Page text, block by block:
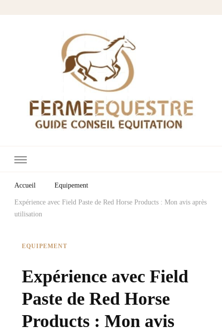
Accueil Equipement
Expérience avec Field Paste de Red Horse Products : Mon avis après
utilisation
EQUIPEMENT
Expérience avec Field
Paste de Red Horse
Products : Mon avis